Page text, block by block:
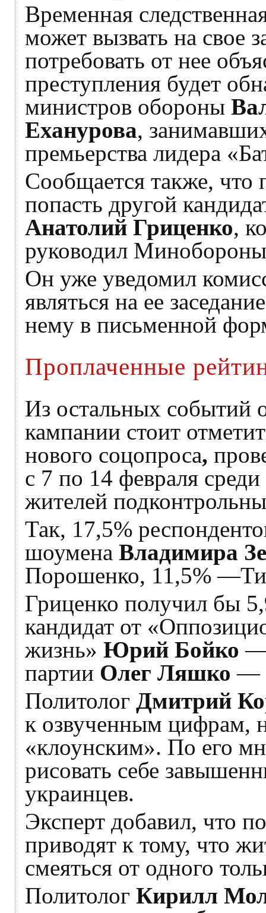
Временная
может вызвать на свое
потребовать от нее
преступления будет
министров обороны
Еханурова,
премьерства лидера
Сообщается также, что
попасть другой
Анатолий Гриценко,
руководил
Он уже уведомил
являться на ее
нему в письменной
Проплаченные
Из остальных событий
кампании стоит
нового соцопроса,
с 7 по 14 февраля
жителей
Так, 17,5%
шоумена Владимира
Порошенко, 11,5%
Гриценко получил бы
кандидат от
жизнь» Юрий Бойко —
партии Олег Ляшко —
Политолог Дмитрий
к озвученным цифрам,
«клоунским». По его
рисовать себе
украинцев.
Эксперт добавил, что
приводят к тому, что
смеяться от одного
Политолог Кирилл